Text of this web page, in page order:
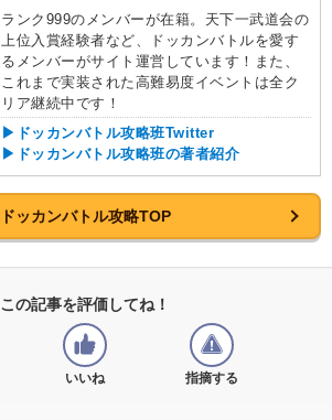
ランク999のメンバーが在籍。天下一武道会の
上位入賞経験者など、ドッカンバトルを愛す
るメンバーがサイト運営しています！また、
これまで実装された高難易度イベントは全ク
リア継続中です！
▶ドッカンバトル攻略班Twitter
▶ドッカンバトル攻略班の著者紹介
ドッカンバトル攻略TOP
この記事を評価してね！
いいね 指摘する